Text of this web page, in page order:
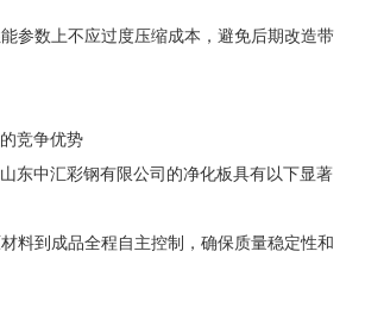
参数上不应过度压缩成本，避免后期改造带
竞争优势
东中汇彩钢有限公司的净化板具有以下显著
料到成品全程自主控制，确保质量稳定性和